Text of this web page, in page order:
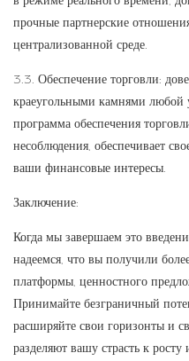
прочные партнерские
централизованной среде.
3.3. Обеспечение торговли:
краеугольными камнями
программа обеспечения
несоблюдения, обеспечивает
ваши финансовые интересы.
Заключение:
Когда мы завершаем это
надеемся, что вы получили
платформы, ценностного
Принимайте безграничный
расширяйте свои горизонты и
разделяют вашу страсть к